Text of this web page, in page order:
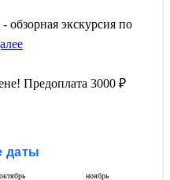
обзорная экскурсия по
Предоплата 3000 ₽
даты
октябрь ноябрь